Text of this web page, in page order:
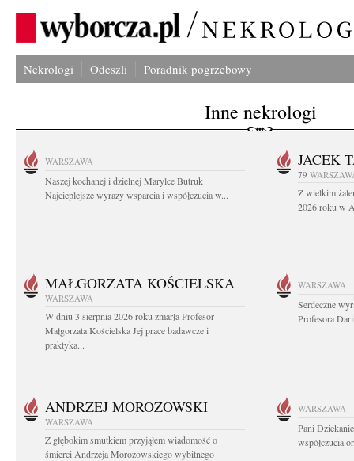
Nekrologi Odeszli Poradnik pogrzebowy
Inne nekrologi
WARSZAWA
Naszej kochanej i dzielnej Marylce Butruk
Najcieplejsze wyrazy wsparcia i współczucia w...
JACEK
79
Z wielkim
2026 roku w
MAŁGORZATA KOŚCIELSKA
WARSZAWA
W dniu 3 sierpnia 2026 roku zmarła Profesor
Małgorzata Kościelska Jej prace badawcze i
praktyka...
WARSZAWA
Serdeczne
Profesora
ANDRZEJ MOROZOWSKI
WARSZAWA
Z głębokim smutkiem przyjąłem wiadomość o
śmierci Andrzeja Morozowskiego wybitnego
WARSZAWA
Pani
współczucia